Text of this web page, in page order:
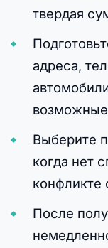
твердая
адреса,
возможные
Выберите
когда нет
конфликте
После